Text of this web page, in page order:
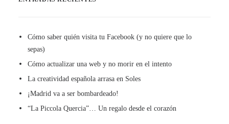
Cómo saber quién visita tu Facebook (y no quiere que lo
sepas)
Cómo actualizar una web y no morir en el intento
La creatividad española arrasa en Soles
¡Madrid va a ser bombardeado!
“La Piccola Quercia”… Un regalo desde el corazón